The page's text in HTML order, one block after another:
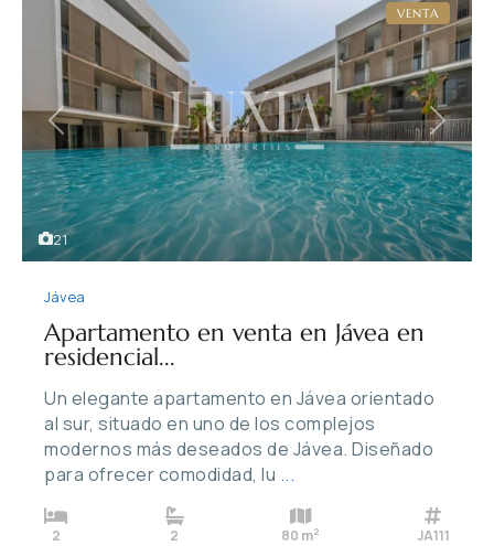
21
Previous Next
VENTA
Jávea
Apartamento en venta en Jávea en
residencial...
Un elegante apartamento en Jávea orientado
al sur, situado en uno de los complejos
modernos más deseados de Jávea. Diseñado
para ofrecer comodidad, lu ...
2 2 80 m2 JA111